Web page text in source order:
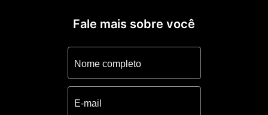
- Lounge com bar
- Salão de festas com lounge externo
- Terraço com espaço gourmet
- Brinquedoteca
- Pórtico com acesso monitorado
Fale mais sobre você